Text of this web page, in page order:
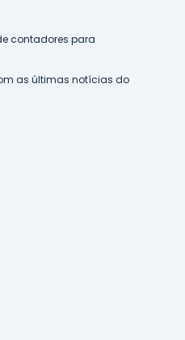
contadores para
as últimas notícias do